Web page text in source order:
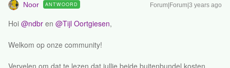
Noor ANTWOORD Forum|Forum|3 years ago
Hoi @ndbr en @Tijl Oortgiesen,
Welkom op onze community!
Vervelen om dat te lezen dat jullie beide buitenbundel kosten